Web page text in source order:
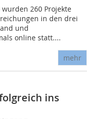
260 Projekte
in den drei
und
online statt....
mehr
ins